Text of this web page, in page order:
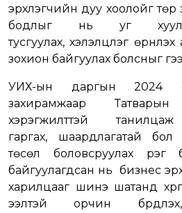
эрхлэгчийн дуу хоолойг төр
бодлыг нь уг
тусгуулах, хэлэлцүүлэг
зохион байгуулах болсныг
УИХ-ын даргын 2024
захирамжаар
хэрэгжилттэй
гаргах, шаардлагатай бол
төсөл боловсруулах
байгуулагдсан нь бизнес
харилцааг шинэ шатанд
ээлтэй орчин